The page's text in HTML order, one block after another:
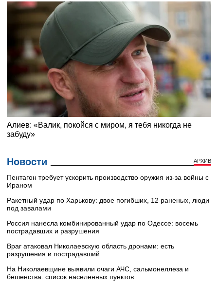
Новости АРХИВ
Пентагон требует ускорить производство оружия из-за войны с
Ираном
Ракетный удар по Харькову: двое погибших, 12 раненых, люди
под завалами
Россия нанесла комбинированный удар по Одессе: восемь
пострадавших и разрушения
Враг атаковал Николаевскую область дронами: есть
разрушения и пострадавший
На Николаевщине выявили очаги АЧС, сальмонеллеза и
бешенства: список населенных пунктов